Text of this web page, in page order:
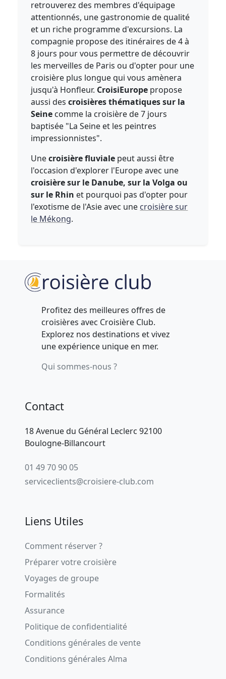
retrouverez des membres d'équipage
attentionnés, une gastronomie de qualité
et un riche programme d'excursions. La
compagnie propose des itinéraires de 4 à
8 jours pour vous permettre de découvrir
les merveilles de Paris ou d'opter pour une
croisière plus longue qui vous amènera
jusqu'à Honfleur. CroisiEurope propose
aussi descroisières thématiques sur la
Seine comme la croisière de 7 jours
baptisée "La Seine et les peintres
impressionnistes".
Unecroisière fluviale peut aussi être
l'occasion d'explorer l'Europe avec une
croisière sur le Danube, sur la Volga ou
sur le Rhin et pourquoi pas d'opter pour
l'exotisme de l'Asie avec une croisière sur
le Mékong.
Profitez des meilleures offres de
croisières avec Croisière Club.
Explorez nos destinations et vivez
une expérience unique en mer.
Qui sommes-nous ?
Contact
18 Avenue du Général Leclerc 92100
Boulogne-Billancourt
01 49 70 90 05
serviceclients@croisiere-club.com
Liens Utiles
Comment réserver ?
Préparer votre croisière
Voyages de groupe
Formalités
Assurance
Politique de confidentialité
Conditions générales de vente
Conditions générales Alma